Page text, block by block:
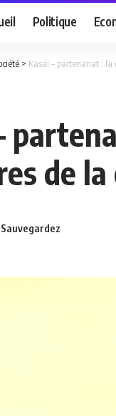
Politique
> Kasaï – partenariat : la
de